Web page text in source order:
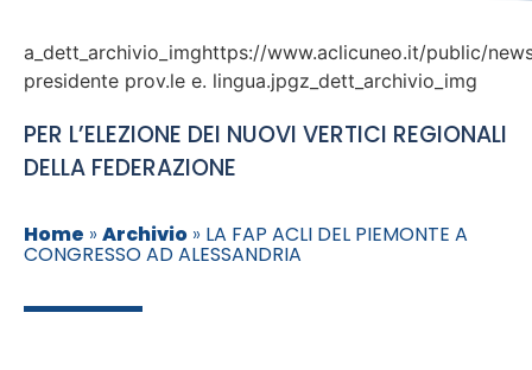
a_dett_archivio_imghttps://www.aclicuneo.it/public/
presidente prov.le e. lingua.jpgz_dett_archivio_img
PER L’ELEZIONE DEI NUOVI VERTICI REGIONALI
DELLA FEDERAZIONE
Home » Archivio » LA FAP ACLI DEL PIEMONTE A
CONGRESSO AD ALESSANDRIA